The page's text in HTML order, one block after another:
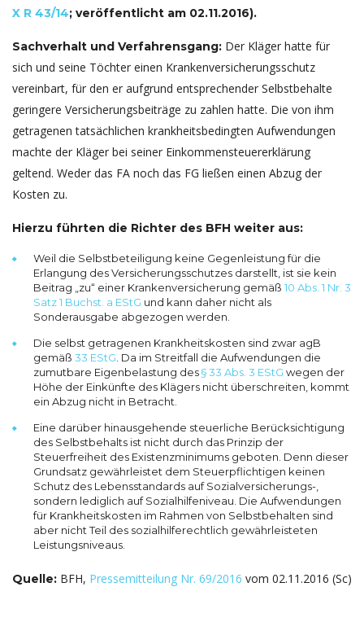
X R 43/14; veröffentlicht am 02.11.2016).
Sachverhalt und Verfahrensgang: Der Kläger hatte für
sich und seine Töchter einen Krankenversicherungsschutz
vereinbart, für den er aufgrund entsprechender Selbstbehalte
geringere Versicherungsbeiträge zu zahlen hatte. Die von ihm
getragenen tatsächlichen krankheitsbedingten Aufwendungen
machte der Kläger bei seiner Einkommensteuererklärung
geltend. Weder das FA noch das FG ließen einen Abzug der
Kosten zu.
Hierzu führten die Richter des BFH weiter aus:
Weil die Selbstbeteiligung keine Gegenleistung für die
Erlangung des Versicherungsschutzes darstellt, ist sie kein
Beitrag „zu“ einer Krankenversicherung gemäß 10 Abs. 1 Nr. 3
Satz 1 Buchst. a EStG und kann daher nicht als
Sonderausgabe abgezogen werden.
Die selbst getragenen Krankheitskosten sind zwar agB
gemäß 33 EStG . Da im Streitfall die Aufwendungen die
zumutbare Eigenbelastung des§ 33 Abs. 3 EStG wegen der
Höhe der Einkünfte des Klägers nicht überschreiten, kommt
ein Abzug nicht in Betracht.
Eine darüber hinausgehende steuerliche Berücksichtigung
des Selbstbehalts ist nicht durch das Prinzip der
Steuerfreiheit des Existenzminimums geboten. Denn dieser
Grundsatz gewährleistet dem Steuerpflichtigen keinen
Schutz des Lebensstandards auf Sozialversicherungs-,
sondern lediglich auf Sozialhilfeniveau. Die Aufwendungen
für Krankheitskosten im Rahmen von Selbstbehalten sind
aber nicht Teil des sozialhilferechtlich gewährleisteten
Leistungsniveaus.
Quelle: BFH, Pressemitteilung Nr. 69/2016 vom 02.11.2016 (Sc)